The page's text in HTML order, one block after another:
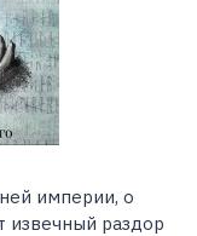
империи, о
извечный раздор